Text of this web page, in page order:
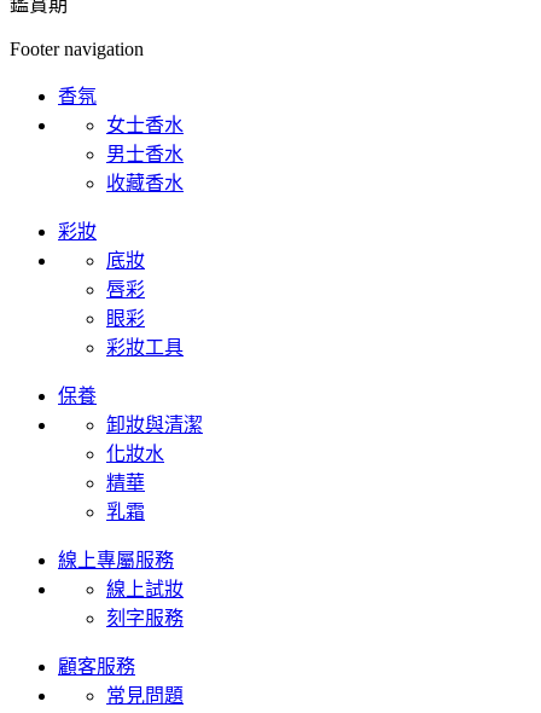
鑑賞期
Footer navigation
香氛
女士香水
男士香水
收藏香水
彩妝
底妝
唇彩
眼彩
彩妝工具
保養
卸妝與清潔
化妝水
精華
乳霜
線上專屬服務
線上試妝
刻字服務
顧客服務
常見問題